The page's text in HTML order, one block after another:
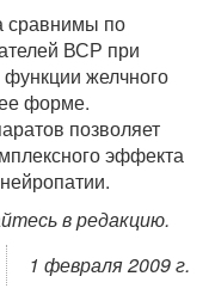
сравнимы по
ВСР при
желчного
форме.
позволяет
эффекта
в редакцию.
1 февраля 2009 г.